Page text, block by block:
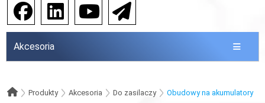
Akcesoria
Produkty Akcesoria Do zasilaczy Obudowy na akumulatory